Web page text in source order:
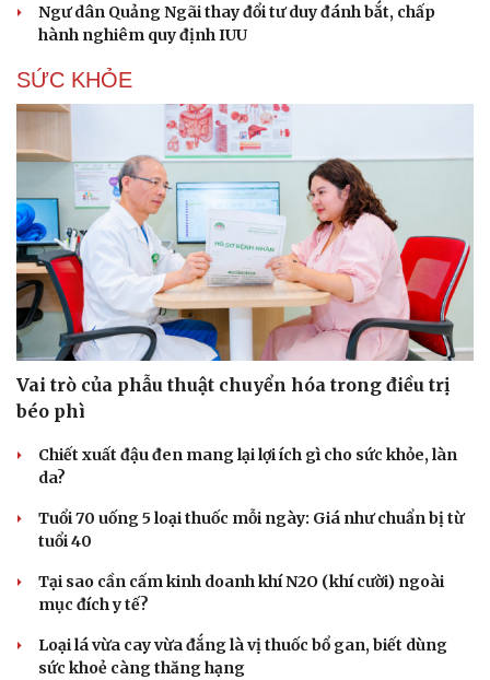
Cải chính
Ngư dân Quảng Ngãi thay đổi tư duy đánh bắt, chấp
hành nghiêm quy định IUU
SỨC KHỎE
Vai trò của phẫu thuật chuyển hóa trong điều trị
béo phì
Chiết xuất đậu đen mang lại lợi ích gì cho sức khỏe, làn
da?
Tuổi 70 uống 5 loại thuốc mỗi ngày: Giá như chuẩn bị từ
tuổi 40
Tại sao cần cấm kinh doanh khí N2O (khí cười) ngoài
mục đích y tế?
Loại lá vừa cay vừa đắng là vị thuốc bổ gan, biết dùng
sức khoẻ càng thăng hạng